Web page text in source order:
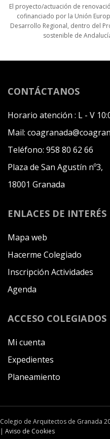
El proyecto/actuación de
cofinanciado por la Unión
Desarrollo Regional, dentro del
sostenible de
CONTÁCTANOS
Horario atención : L - V
Mail:
Teléfono: 958 80 62 66
Plaza de San Agustín nº3,
18001 Granada
ENLACES DE INTERÉS
Mapa web
Hacerme Colegiado
Inscripción Actividades
Agenda
ACCESO COLEGIADOS
Mi cuenta
Expedientes
Planeamiento
Colegio de Arquitectos de Granada
| Aviso de Cookies